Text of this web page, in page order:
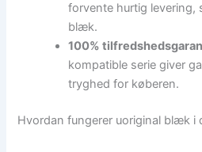
forvente hurtig levering,
blæk.
100%
kompatible serie giver
tryghed for køberen.
Hvordan fungerer uoriginal blæk i